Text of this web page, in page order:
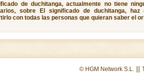
de duchitanga, actualmente no tiene
sobre El significado de duchitanga,
con todas las personas que quieran saber el
© HGM Network S.L. ||